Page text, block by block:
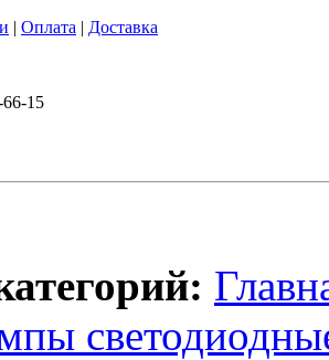
| Оплата | Доставка
15